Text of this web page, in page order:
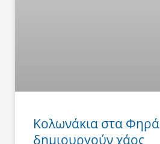
Κολωνάκια στα Φηρά
δημιουργούν χάος